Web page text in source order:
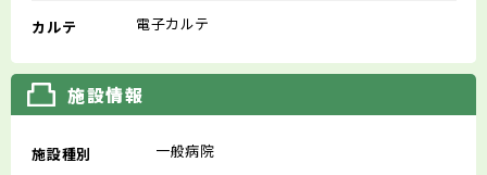
カルテ 電子カルテ
施設情報
施設種別 一般病院